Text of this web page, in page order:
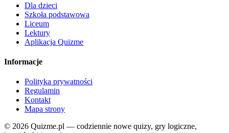
Dla dzieci
Szkoła podstawowa
Liceum
Lektury
Aplikacja Quizme
Informacje
Polityka prywatności
Regulamin
Kontakt
Mapa strony
© 2026 Quizme.pl — codziennie nowe quizy, gry logiczne,